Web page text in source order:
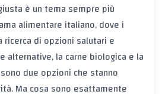
è un tema sempre più
alimentare italiano, dove i
ricerca di opzioni salutari e
alternative, la carne biologica e la
due opzioni che stanno
Ma cosa sono esattamente